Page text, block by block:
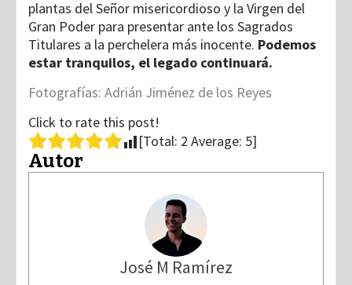
plantas del Señor misericordioso y la Virgen del
Gran Poder para presentar ante los Sagrados
Titulares a la perchelera más inocente. Podemos
estar tranquilos, el legado continuará.
Fotografías: Adrián Jiménez de los Reyes
Click to rate this post!
[Total: 2 Average: 5]
Autor
José M Ramírez